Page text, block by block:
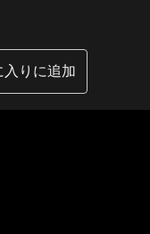
入りに追加